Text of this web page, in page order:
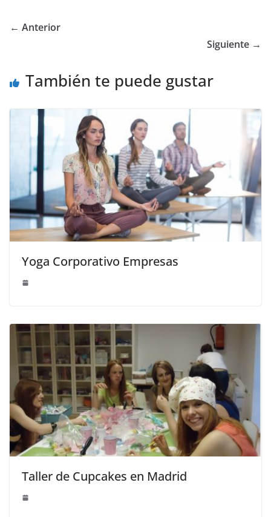
← Anterior
Siguiente →
También te puede gustar
Yoga Corporativo Empresas
Taller de Cupcakes en Madrid